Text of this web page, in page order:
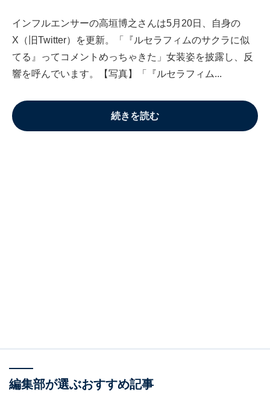
インフルエンサーの高垣博之さんは5月20日、自身の
X（旧Twitter）を更新。「『ルセラフィムのサクラに似
てる』ってコメントめっちゃきた」女装姿を披露し、反
響を呼んでいます。【写真】「『ルセラフィム...
続きを読む
編集部が選ぶおすすめ記事